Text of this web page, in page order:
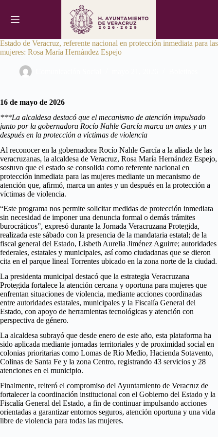
contenido
Estado de Veracruz, referente nacional en protección inmediata para las
mujeres: Rosa María Hernández Espejo
16 de mayo de 2026
***La alcaldesa destacó que el mecanismo de atención impulsado
junto por la gobernadora Rocío Nahle García marca un antes y un
después en la protección a víctimas de violencia
Al reconocer en la gobernadora Rocío Nahle García a la aliada de las
veracruzanas, la alcaldesa de Veracruz, Rosa María Hernández Espejo,
sostuvo que el estado se consolida como referente nacional en
protección inmediata para las mujeres mediante un mecanismo de
atención que, afirmó, marca un antes y un después en la protección a
víctimas de violencia.
“Este programa nos permite solicitar medidas de protección inmediata
sin necesidad de imponer una denuncia formal o demás trámites
burocráticos”, expresó durante la Jornada Veracruzana Protegida,
realizada este sábado con la presencia de la mandataria estatal; de la
fiscal general del Estado, Lisbeth Aurelia Jiménez Aguirre; autoridades
federales, estatales y municipales, así como ciudadanas que se dieron
cita en el parque lineal Torrentes ubicado en la zona norte de la ciudad.
La presidenta municipal destacó que la estrategia Veracruzana
Protegida fortalece la atención cercana y oportuna para mujeres que
enfrentan situaciones de violencia, mediante acciones coordinadas
entre autoridades estatales, municipales y la Fiscalía General del
Estado, con apoyo de herramientas tecnológicas y atención con
perspectiva de género.
La alcaldesa subrayó que desde enero de este año, esta plataforma ha
sido aplicada mediante jornadas territoriales y de proximidad social en
colonias prioritarias como Lomas de Río Medio, Hacienda Sotavento,
Colinas de Santa Fe y la zona Centro, registrando 43 servicios y 28
atenciones en el municipio.
Finalmente, reiteró el compromiso del Ayuntamiento de Veracruz de
fortalecer la coordinación institucional con el Gobierno del Estado y la
Fiscalía General del Estado, a fin de continuar impulsando acciones
orientadas a garantizar entornos seguros, atención oportuna y una vida
libre de violencia para todas las mujeres.